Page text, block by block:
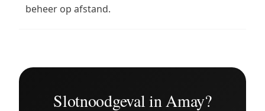
beheer op afstand.
Slotnoodgeval in Amay?